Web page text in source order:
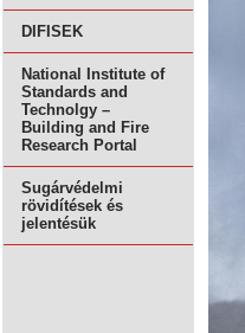
DIFISEK
National Institute of
Standards and
Technolgy –
Building and Fire
Research Portal
Sugárvédelmi
rövidítések és
jelentésük